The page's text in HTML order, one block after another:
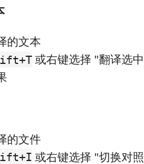
的文本
或右键选择 "翻译选
的文件
或右键选择 "切换对